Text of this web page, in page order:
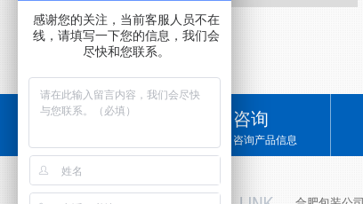
咨询
咨询产品信息
感谢您的关注，当前客服人员不在
线，请填写一下您的信息，我们会
尽快和您联系。